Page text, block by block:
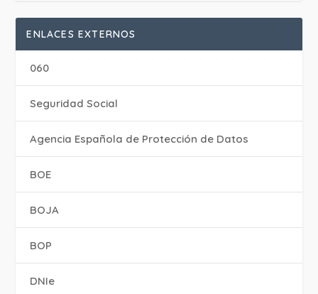
ENLACES EXTERNOS
060
Seguridad Social
Agencia Española de Protección de Datos
BOE
BOJA
BOP
DNIe